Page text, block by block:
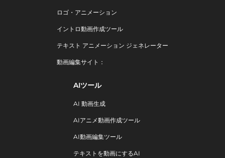
ロゴ・アニメーション
イントロ動画作成ツール
テキスト アニメーション ジェネレーター
動画編集サイト：
AIツール
AI 動画生成
AIアニメ動画作成ツール
AI動画編集ツール
テキストを動画にするAI